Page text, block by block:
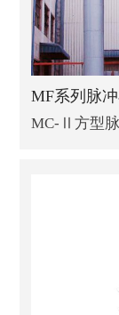
MF系列脉
MC-Ⅱ方型